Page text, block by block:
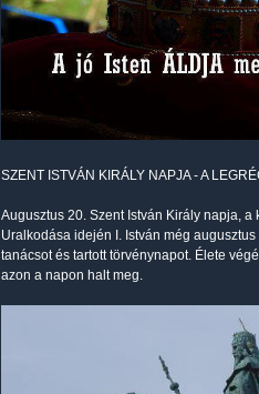
SZENT ISTVÁN KIRÁLY NAPJA - A
Augusztus 20. Szent István Király napja,
Uralkodása idején I. István még
tanácsot és tartott törvénynapot. Élete
azon a napon halt meg.